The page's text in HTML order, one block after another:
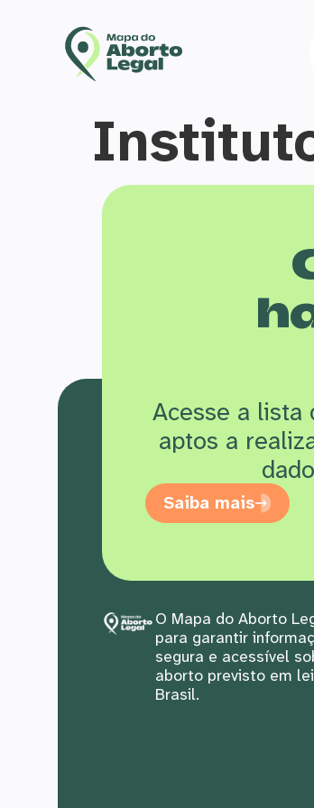
Acesse a lista
aptos a
Saiba mais
O Mapa do Aborto
para garantir
segura e acessível
aborto previsto em
Brasil.